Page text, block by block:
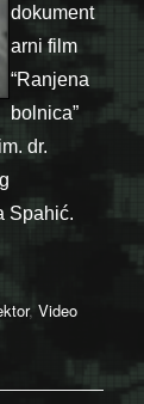
dokument
arni film
“Ranjena
bolnica”
dr.
Spahić.
bolnica”
,Video